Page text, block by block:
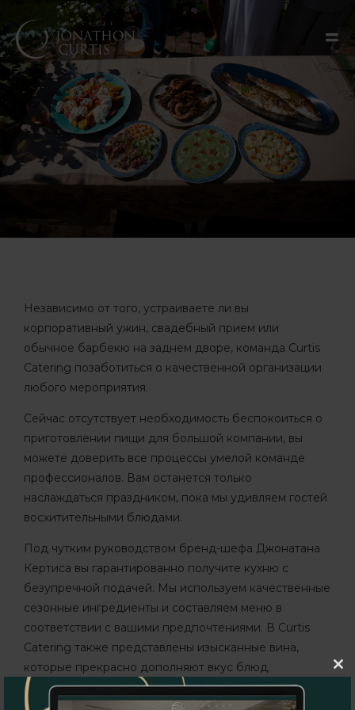
Независимо от того, устраиваете ли вы
корпоративный ужин, свадебный прием или
обычное барбекю на заднем дворе, команда Curtis
Catering позаботиться о качественной организации
любого мероприятия.
Сейчас отсутствует необходимость беспокоиться о
приготовлении пищи для большой компании, вы
можете доверить все процессы умелой команде
профессионалов. Вам останется только
наслаждаться праздником, пока мы удивляем гостей
восхитительными блюдами.
Под чутким руководством бренд-шефа Джонатана
Кертиса вы гарантированно получите кухню с
безупречной подачей. Мы используем качественные
сезонные ингредиенты и составляем меню в
соответствии с вашими предпочтениями. В Curtis
Catering также представлены изысканные вина,
которые прекрасно дополняют вкус блюд.
Но дело не только в еде – мы также предлагаем